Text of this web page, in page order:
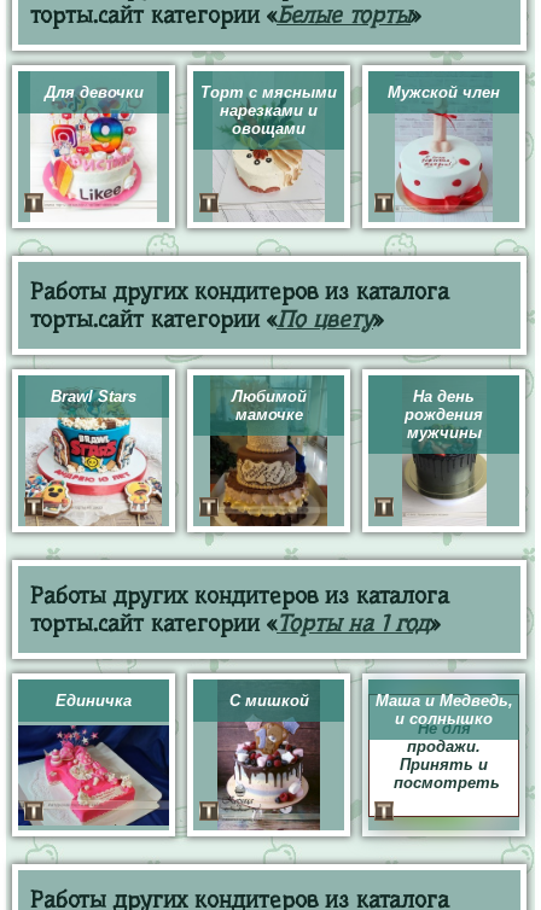
торты.сайт категории «Белые торты»
Для девочки
Торт с мясными
нарезками и
овощами
Мужской член
Работы других кондитеров из каталога
торты.сайт категории «По цвету»
Brawl Stars
Любимой
мамочке
На день
рождения
мужчины
Работы других кондитеров из каталога
торты.сайт категории «Торты на 1 год»
Единичка С мишкой
Маша и Медведь,
и солнышко
Не для
продажи.
Принять и
посмотреть
Работы других кондитеров из каталога